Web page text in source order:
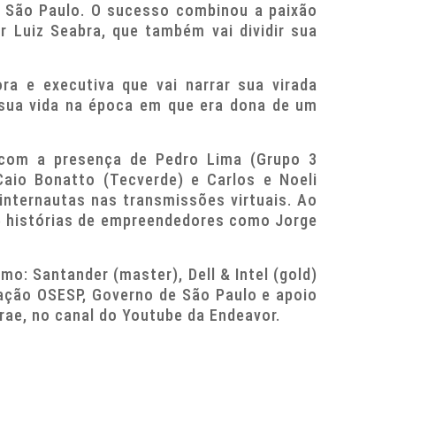
Paulo. O sucesso combinou a paixão
Luiz Seabra, que também vai dividir sua
e executiva que vai narrar sua virada
vida na época em que era dona de um
a presença de Pedro Lima (Grupo 3
Bonatto (Tecverde) e Carlos e Noeli
nas transmissões virtuais. Ao
de empreendedores como Jorge
Santander (master), Dell & Intel (gold)
OSESP, Governo de São Paulo e apoio
no canal do Youtube da Endeavor.